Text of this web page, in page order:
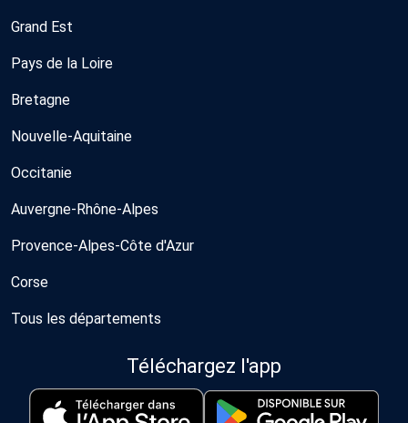
Grand Est
Pays de la Loire
Bretagne
Nouvelle-Aquitaine
Occitanie
Auvergne-Rhône-Alpes
Provence-Alpes-Côte d'Azur
Corse
Tous les départements
Téléchargez l'app